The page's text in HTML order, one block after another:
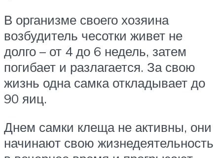
В организме своего хозяина
возбудитель чесотки живет не
долго – от 4 до 6 недель, затем
погибает и разлагается. За свою
жизнь одна самка откладывает до
90 яиц.
Днем самки клеща не активны, они
начинают свою жизнедеятельность